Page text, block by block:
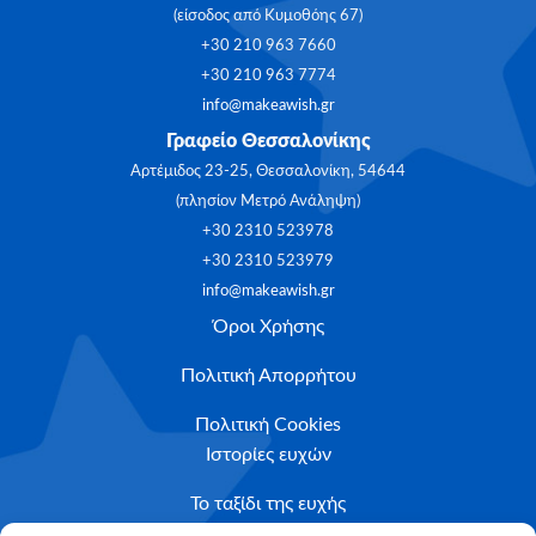
(είσοδος από Κυμοθόης 67)
+30 210 963 7660
+30 210 963 7774
info@makeawish.gr
Γραφείο Θεσσαλονίκης
Αρτέμιδος 23-25, Θεσσαλονίκη, 54644
(πλησίον Μετρό Ανάληψη)
+30 2310 523978
+30 2310 523979
info@makeawish.gr
Όροι Χρήσης
Πολιτική Απορρήτου
Πολιτική Cookies
Ιστορίες ευχών
Το ταξίδι της ευχής